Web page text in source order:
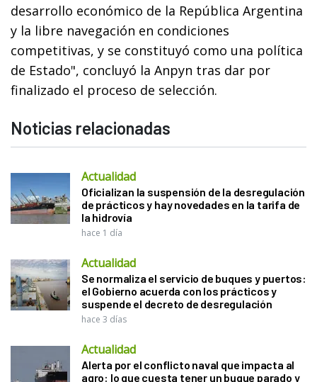
desarrollo económico de la República Argentina
y la libre navegación en condiciones
competitivas, y se constituyó como una política
de Estado", concluyó la Anpyn tras dar por
finalizado el proceso de selección.
Noticias relacionadas
Actualidad
Oficializan la suspensión de la desregulación
de prácticos y hay novedades en la tarifa de
la hidrovía
hace 1 día
Actualidad
Se normaliza el servicio de buques y puertos:
el Gobierno acuerda con los prácticos y
suspende el decreto de desregulación
hace 3 días
Actualidad
Alerta por el conflicto naval que impacta al
agro: lo que cuesta tener un buque parado y